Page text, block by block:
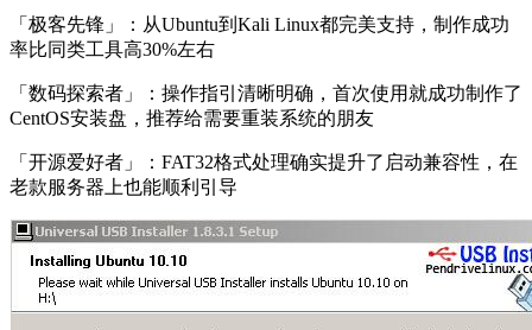
「极客先锋」：从Ubuntu到Kali Linux都完美支持，制作成功
率比同类工具高30%左右
「数码探索者」：操作指引清晰明确，首次使用就成功制作了
CentOS安装盘，推荐给需要重装系统的朋友
「开源爱好者」：FAT32格式处理确实提升了启动兼容性，在
老款服务器上也能顺利引导